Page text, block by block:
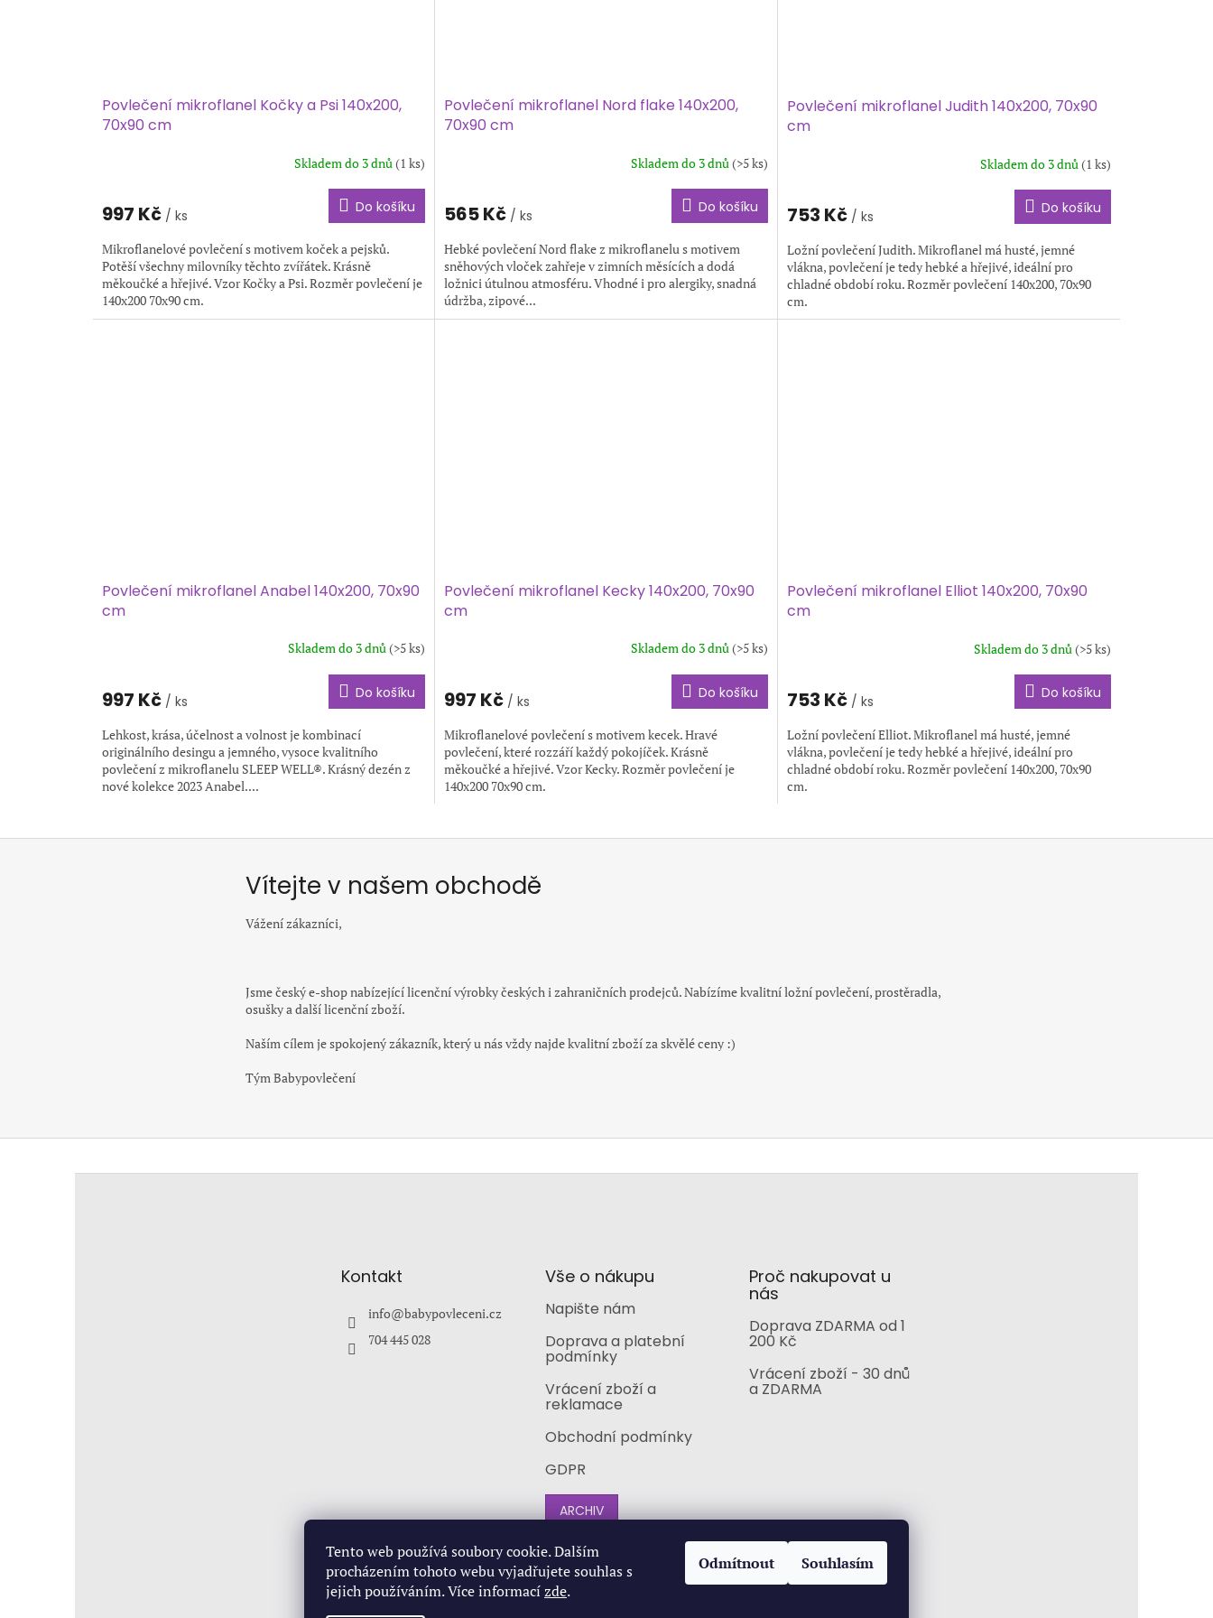
Tento web používá soubory cookie. Dalším
procházením tohoto webu vyjadřujete souhlas s
jejich používáním. Více informacízde.
Odmítnout Souhlasím
b
c
d
Povlečení mikroflanel Kočky a Psi 140x200,
70x90 cm
Skladem do 3 dnů(1 ks)
997 Kč / ks Do košíku
Mikroflanelové povlečení s motivem koček a pejsků.
Potěší všechny milovníky těchto zvířátek. Krásně
měkoučké a hřejivé. Vzor Kočky a Psi. Rozměr povlečení je
140x200 70x90 cm.
Povlečení mikroflanel Nord flake 140x200,
70x90 cm
Skladem do 3 dnů(>5 ks)
565 Kč / ks Do košíku
Hebké povlečení Nord flake z mikroflanelu s motivem
sněhových vloček zahřeje v zimních měsících a dodá
ložnici útulnou atmosféru. Vhodné i pro alergiky, snadná
údržba, zipové...
Povlečení mikroflanel Judith 140x200, 70x90
cm
Skladem do 3 dnů (1 ks)
753 Kč / ks Do košíku
Ložní povlečení Judith. Mikroflanel má husté, jemné
vlákna, povlečení je tedy hebké a hřejivé, ideální pro
chladné období roku. Rozměr povlečení 140x200, 70x90
cm.
Povlečení mikroflanel Anabel 140x200, 70x90
cm
Skladem do 3 dnů(>5 ks)
997 Kč / ks Do košíku
Lehkost, krása, účelnost a volnost je kombinací
originálního desingu a jemného, vysoce kvalitního
povlečení z mikroflanelu SLEEP WELL®. Krásný dezén z
nové kolekce 2023 Anabel....
Povlečení mikroflanel Kecky 140x200, 70x90
cm
Skladem do 3 dnů(>5 ks)
997 Kč / ks Do košíku
Mikroflanelové povlečení s motivem kecek. Hravé
povlečení, které rozzáří každý pokojíček. Krásně
měkoučké a hřejivé. Vzor Kecky. Rozměr povlečení je
140x200 70x90 cm.
Povlečení mikroflanel Elliot 140x200, 70x90
cm
Skladem do 3 dnů (>5 ks)
753 Kč / ks Do košíku
Ložní povlečení Elliot. Mikroflanel má husté, jemné
vlákna, povlečení je tedy hebké a hřejivé, ideální pro
chladné období roku. Rozměr povlečení 140x200, 70x90
cm.
Vítejte v našem obchodě
Vážení zákazníci,
Jsme český e-shop nabízející licenční výrobky českých i zahraničních prodejců. Nabízíme kvalitní ložní povlečení, prostěradla,
osušky a další licenční zboží.
Naším cílem je spokojený zákazník, který u nás vždy najde kvalitní zboží za skvělé ceny :)
Tým Babypovlečení
Kontakt
info@babypovleceni.cz
704 445 028
Vše o nákupu
Napište nám
Doprava a platební
podmínky
Vrácení zboží a
reklamace
Obchodní podmínky
GDPR
ARCHIV
Proč nakupovat u
nás
Doprava ZDARMA od 1
200 Kč
Vrácení zboží - 30 dnů
a ZDARMA